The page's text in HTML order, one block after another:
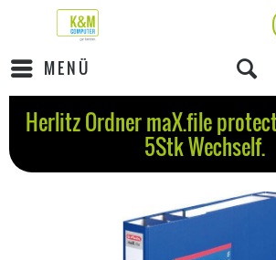
MENÜ
Herlitz Ordner maX.file
5Stk Wechself.